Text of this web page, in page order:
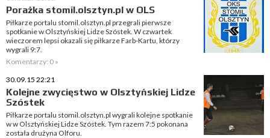
Porażka stomil.olsztyn.pl w OLS
Piłkarze portalu stomil.olsztyn.pl przegrali pierwsze
spotkanie w Olsztyńskiej Lidze Szóstek. W czwartek
wieczorem lepsi okazali się piłkarze Farb-Kartu, którzy
wygrali 9:7.
Komentarzy: 0 »
30.09.15 22:21
Kolejne zwycięstwo w Olsztyńskiej Lidze
Szóstek
Piłkarze portalu stomil.olsztyn.pl wygrali kolejne spotkanie
w w Olsztyńskiej Lidze Szóstek. Tym razem 7:5 pokonana
została drużyna Olforu.